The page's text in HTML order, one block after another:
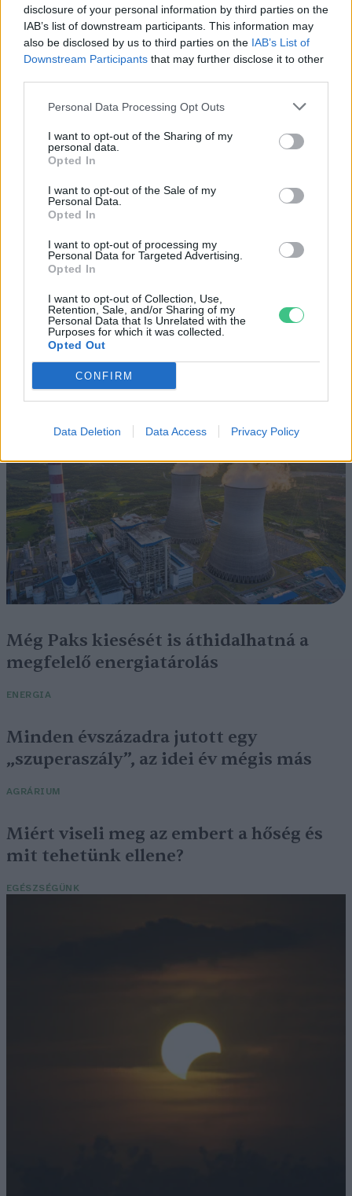
disclosure of your personal information by third parties on the
IAB’s list of downstream participants. This information may
also be disclosed by us to third parties on the IAB’s List of
Downstream Participants that may further disclose it to other
Personal Data Processing Opt Outs
I want to opt-out of the Sharing of my
personal data.
Opted In
I want to opt-out of the Sale of my
Personal Data.
Opted In
I want to opt-out of processing my
Personal Data for Targeted Advertising.
Opted In
I want to opt-out of Collection, Use,
Retention, Sale, and/or Sharing of my
Personal Data that Is Unrelated with the
Purposes for which it was collected.
Opted Out
CONFIRM
Data Deletion Data Access Privacy Policy
Szöllősi Gáborral, a Gardenfutura ügyvezetőjével beszélgettünk.
Történelmi aszály sújtja Nagy-
Britanniát is
SZEMLE
Elképesztő felvétel mutatja meg,
kiszáradó Duna között
Még Paks kiesését is áthidalhatná a
megfelelő energiatárolás
ENERGIA
Minden évszázadra jutott egy
„szuperaszály”, az idei év mégis más
AGRÁRIUM
Miért viseli meg az embert a hőség és
mit tehetünk ellene?
EGÉSZSÉGÜNK